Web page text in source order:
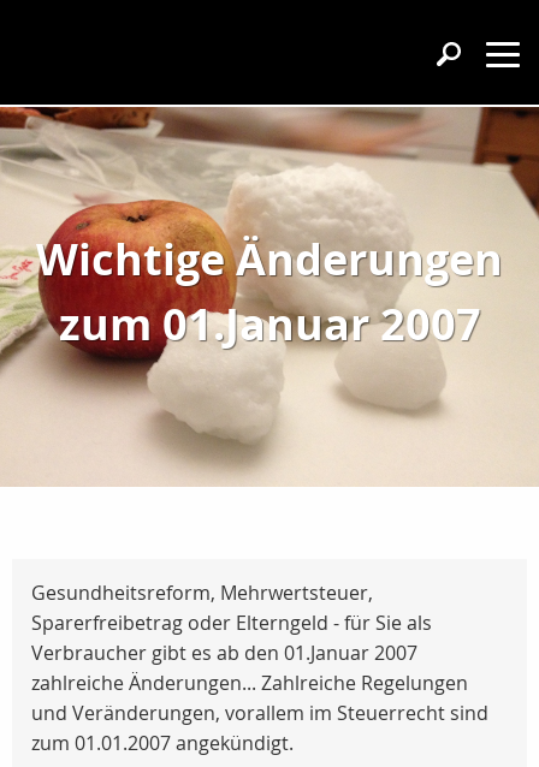
Wichtige Änderungen
zum 01.Januar 2007
Gesundheitsreform, Mehrwertsteuer,
Sparerfreibetrag oder Elterngeld - für Sie als
Verbraucher gibt es ab den 01.Januar 2007
zahlreiche Änderungen... Zahlreiche Regelungen
und Veränderungen, vorallem im Steuerrecht sind
zum 01.01.2007 angekündigt.